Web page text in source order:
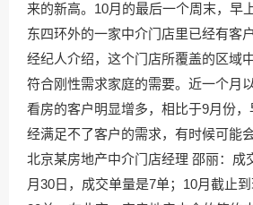
来的新高。10月的最后一个周末，早
东四环外的一家中介门店里已经有客
经纪人介绍，这个门店所覆盖的区域
符合刚性需求家庭的需要。近一个月
看房的客户明显增多，相比于9月份
经满足不了客户的需求，有时候可能
北京某房地产中介门店经理 邵丽：成
月30日，成交单量是7单；10月截止